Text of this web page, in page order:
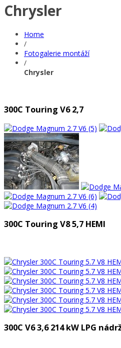
Chrysler
Home
/
Fotogalerie montáží
/
Chrysler
300C Touring V6 2,7
300C Touring V8 5,7 HEMI
300C V6 3,6 214 kW LPG